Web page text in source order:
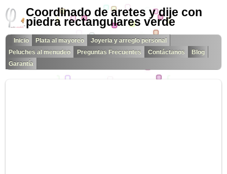
Coordinado de aretes y dije con
piedra rectangulares verde
Inicio Plata al mayoreo
Joyeria y arreglo personal
Peluches al menudeo
Preguntas Frecuentes Contáctanos
Blog
Garantía